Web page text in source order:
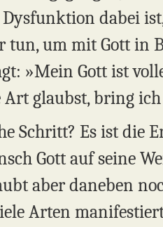
dabei
tun, um mit Gott in
»Mein Gott ist
glaubst, bring
Schritt? Es ist die
Gott auf seine
aber daneben
Arten